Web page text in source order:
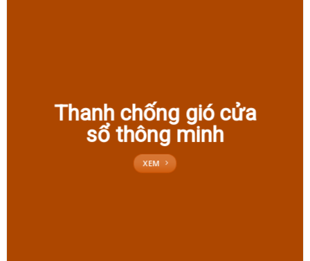
Thanh chống gió cửa
sổ thông minh
XEM